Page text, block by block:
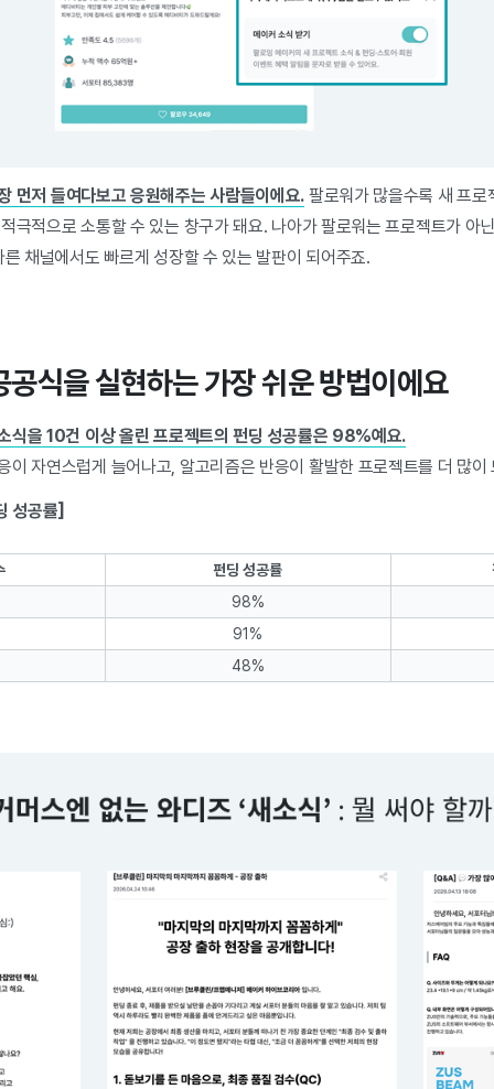
먼저 들여다보고 응원해주는 사람들이에요. 팔로워가 많을수록 새 프
극적으로 소통할 수 있는 창구가 돼요. 나아가 팔로워는 프로젝트가 아
채널에서도 빠르게 성장할 수 있는 발판이 되어주죠.
식을 실현하는 가장 쉬운 방법이에요
식을 10건 이상 올린 프로젝트의 펀딩 성공률은 98%예요.
이 자연스럽게 늘어나고, 알고리즘은 반응이 활발한 프로젝트를 더 많이
성공률]
펀딩 성공률
98%
91%
48%